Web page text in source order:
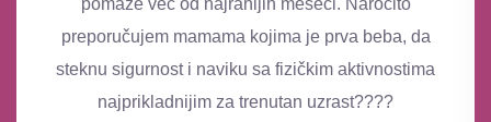
pomaže već od najranijih meseci. Naročito
preporučujem mamama kojima je prva beba, da
steknu sigurnost i naviku sa fizičkim aktivnostima
najprikladnijim za trenutan uzrast????